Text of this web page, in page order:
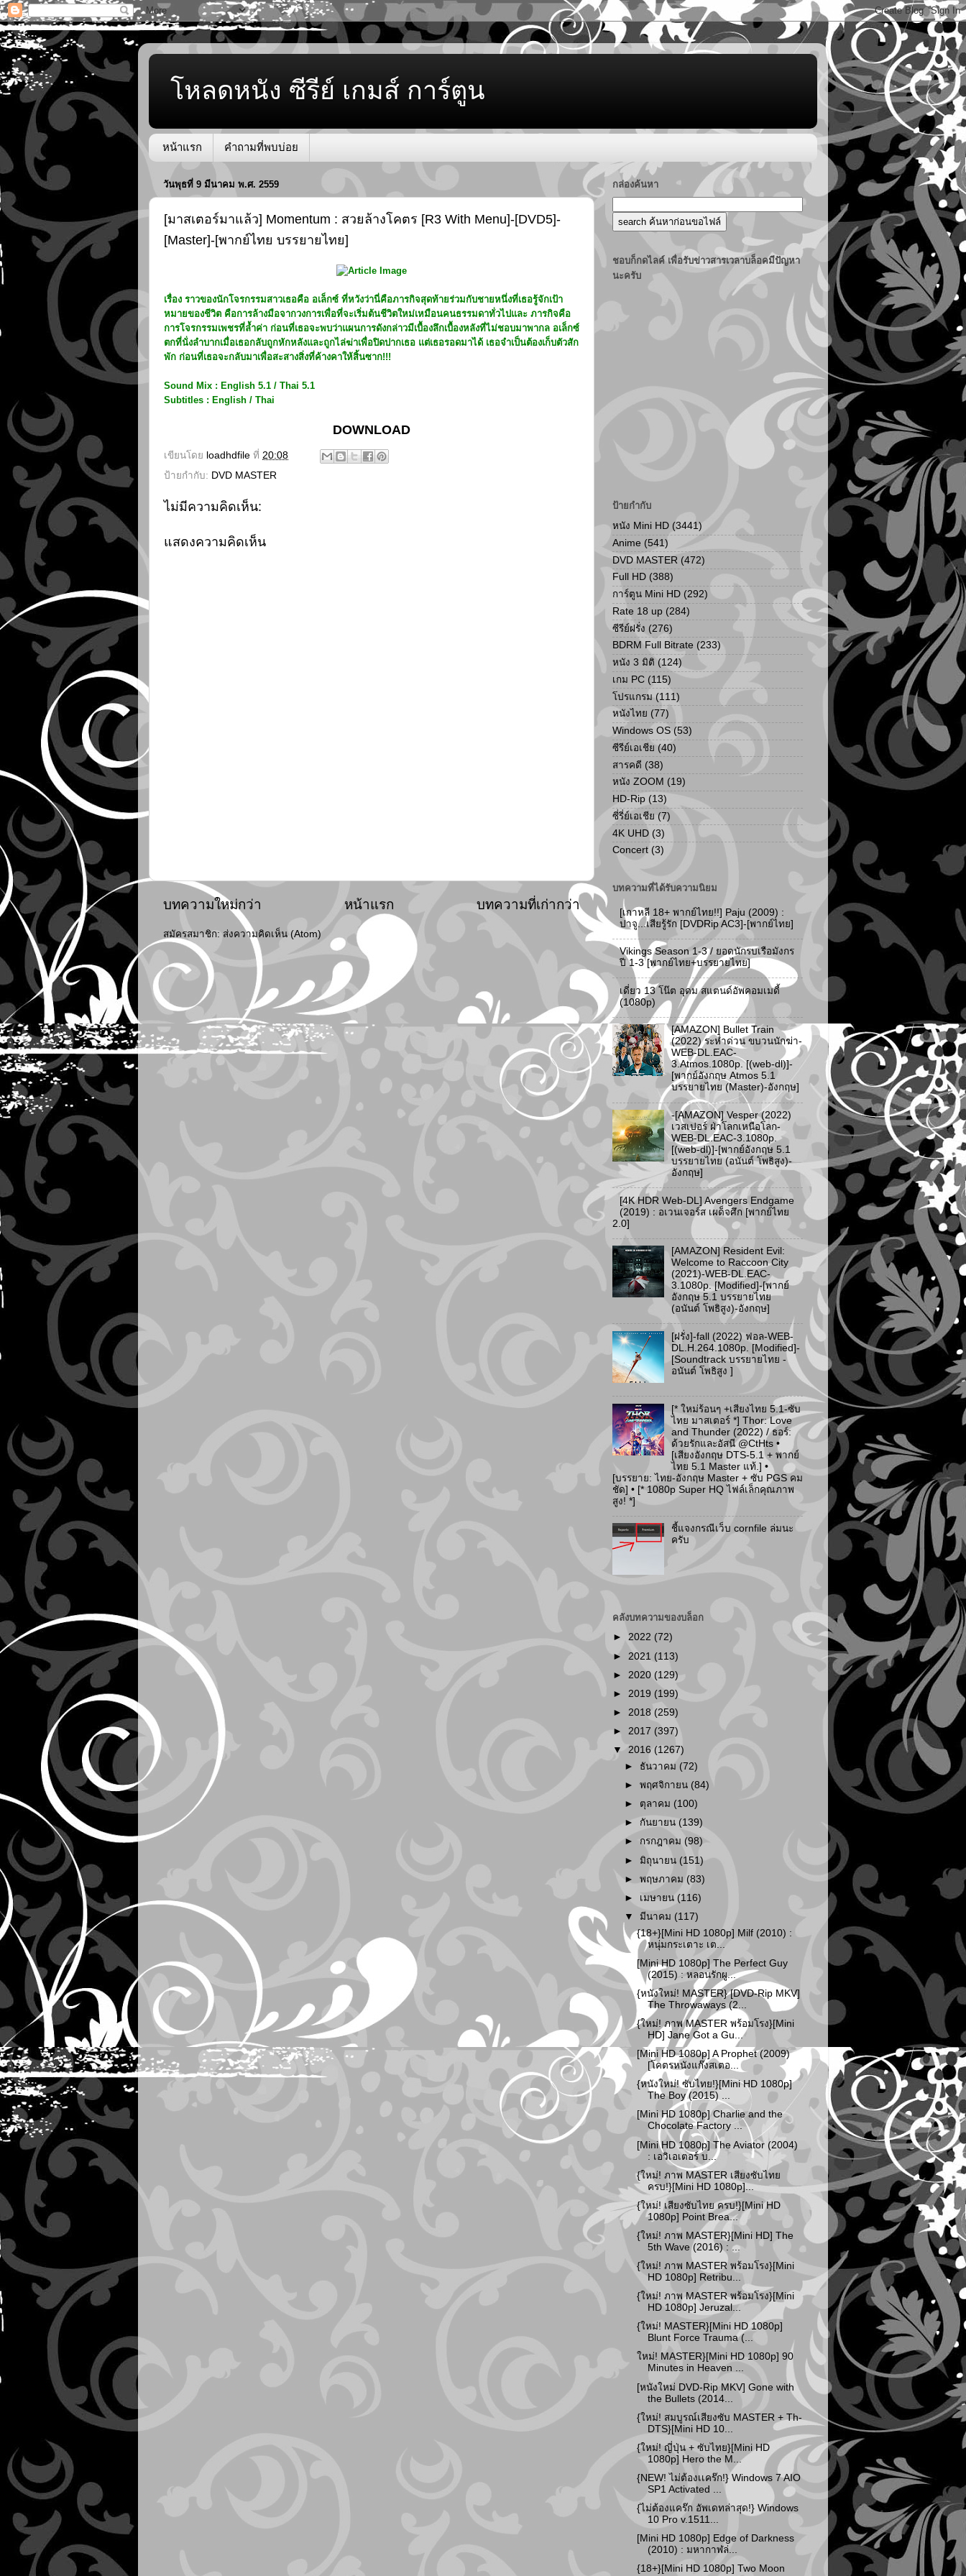
โหลดหนัง ซีรีย์ เกมส์ การ์ตูน
หน้าแรก คำถามที่พบบ่อย
วันพุธที่ 9 มีนาคม พ.ศ. 2559
[มาสเตอร์มาแล้ว] Momentum : สวยล้างโคตร [R3 With Menu]-[DVD5]-
[Master]-[พากย์ไทย บรรยายไทย]
เรื่อง ราวของนักโจรกรรมสาวเธอคือ อเล็กซ์ ที่หวังว่านี่คือภารกิจสุดท้ายร่วมกับชายหนึ่งที่เธอรู้จักเป้า
หมายของชีวิต คือการล้างมือจากวงการเพื่อที่จะเริ่มต้นชีวิตใหม่เหมือนคนธรรมดาทั่วไปและ ภารกิจคือ
การโจรกรรมเพชรที่ล้ำค่า ก่อนที่เธอจะพบว่าแผนการดังกล่าวมีเบื้องลึกเบื้องหลังที่ไม่ชอบมาพากล อเล็กซ์
ตกที่นั่งลำบากเมื่อเธอกลับถูกหักหลังและถูกไล่ฆ่าเพื่อปิดปากเธอ แต่เธอรอดมาได้ เธอจำเป็นต้องเก็บตัวสัก
พัก ก่อนที่เธอจะกลับมาเพื่อสะสางสิ่งที่ค้างคาให้สิ้นซาก!!!
Sound Mix : English 5.1 / Thai 5.1
Subtitles : English / Thai
DOWNLOAD
เขียนโดย loadhdfile ที่ 20:08
ป้ายกำกับ: DVD MASTER
ไม่มีความคิดเห็น:
แสดงความคิดเห็น
บทความใหม่กว่า บทความที่เก่ากว่า
หน้าแรก
สมัครสมาชิก: ส่งความคิดเห็น (Atom)
กล่องค้นหา
ชอบก็กดไลค์ เพื่อรับข่าวสารเวลาบล็อคมีปัญหา
นะครับ
ป้ายกำกับ
หนัง Mini HD (3441)
Anime (541)
DVD MASTER (472)
Full HD (388)
การ์ตูน Mini HD (292)
Rate 18 up (284)
ซีรีย์ฝรั่ง (276)
BDRM Full Bitrate (233)
หนัง 3 มิติ (124)
เกม PC (115)
โปรแกรม (111)
หนังไทย (77)
Windows OS (53)
ซีรีย์เอเชีย (40)
สารคดี (38)
หนัง ZOOM (19)
HD-Rip (13)
ซี่รี่ย์เอเชีย (7)
4K UHD (3)
Concert (3)
บทความที่ได้รับความนิยม
[เกาหลี 18+ พากย์ไทย!!] Paju (2009) :
ปาจู...เสียรู้รัก [DVDRip AC3]-[พากย์ไทย]
Vikings Season 1-3 / ยอดนักรบเรือมังกร
ปี 1-3 [พากย์ไทย+บรรยายไทย]
เดี่ยว 13 โน๊ต อุดม สแตนด์อัพคอมเมดี้
(1080p)
[AMAZON] Bullet Train
(2022) ระห่ำด่วน ขบวนนักฆ่า-
WEB-DL.EAC-
3.Atmos.1080p. [(web-dl)]-
[พากย์อังกฤษ Atmos 5.1
บรรยายไทย (Master)-อังกฤษ]
-[AMAZON] Vesper (2022)
เวสเปอร์ ฝ่าโลกเหนือโลก-
WEB-DL.EAC-3.1080p.
[(web-dl)]-[พากย์อังกฤษ 5.1
บรรยายไทย (อนันต์ โพธิสูง)-
อังกฤษ]
[4K HDR Web-DL] Avengers Endgame
(2019) : อเวนเจอร์ส เผด็จศึก [พากย์ไทย
2.0]
[AMAZON] Resident Evil:
Welcome to Raccoon City
(2021)-WEB-DL.EAC-
3.1080p. [Modified]-[พากย์
อังกฤษ 5.1 บรรยายไทย
(อนันต์ โพธิสูง)-อังกฤษ]
[ฝรั่ง]-fall (2022) ฟอล-WEB-
DL.H.264.1080p. [Modified]-
[Soundtrack บรรยายไทย -
อนันต์ โพธิสูง ]
[* ใหม่ร้อนๆ +เสียงไทย 5.1-ซับ
ไทย มาสเตอร์ *] Thor: Love
and Thunder (2022) / ธอร์:
ด้วยรักและอัสนี @CtHts •
[เสียงอังกฤษ DTS-5.1 + พากย์
ไทย 5.1 Master แท้.] •
[บรรยาย: ไทย-อังกฤษ Master + ซับ PGS คม
ชัด] • [* 1080p Super HQ ไฟล์เล็กคุณภาพ
สูง! *]
ชี้แจงกรณีเว็บ cornfile ล่มนะ
ครับ
คลังบทความของบล็อก
► 2022 (72)
► 2021 (113)
► 2020 (129)
► 2019 (199)
► 2018 (259)
► 2017 (397)
▼ 2016 (1267)
► ธันวาคม (72)
►พฤศจิกายน (84)
► ตุลาคม (100)
► กันยายน (139)
► กรกฎาคม (98)
►มิถุนายน (151)
►พฤษภาคม (83)
► เมษายน (116)
▼มีนาคม (117)
{18+}[Mini HD 1080p] Milf (2010) :
หนุ่มกระเตาะ เต...
[Mini HD 1080p] The Perfect Guy
(2015) : หลอนรักผู...
{หนังใหม่! MASTER} [DVD-Rip MKV]
The Throwaways (2...
{ใหม่! ภาพ MASTER พร้อมโรง}[Mini
HD] Jane Got a Gu...
[Mini HD 1080p] A Prophet (2009)
[โคตรหนังแก๊งสเตอ...
{หนังใหม่! ซับไทย!}[Mini HD 1080p]
The Boy (2015) ...
[Mini HD 1080p] Charlie and the
Chocolate Factory ...
[Mini HD 1080p] The Aviator (2004)
: เอวิเอเตอร์ บ...
{ใหม่! ภาพ MASTER เสียงซับไทย
ครบ!}[Mini HD 1080p]...
{ใหม่! เสียงซับไทย ครบ!}[Mini HD
1080p] Point Brea...
{ใหม่! ภาพ MASTER}[Mini HD] The
5th Wave (2016) : ...
{ใหม่! ภาพ MASTER พร้อมโรง}[Mini
HD 1080p] Retribu...
{ใหม่! ภาพ MASTER พร้อมโรง}[Mini
HD 1080p] Jeruzal...
{ใหม่! MASTER}[Mini HD 1080p]
Blunt Force Trauma (...
ใหม่! MASTER}[Mini HD 1080p] 90
Minutes in Heaven ...
[หนังใหม่ DVD-Rip MKV] Gone with
the Bullets (2014...
{ใหม่! สมบูรณ์เสียงซับ MASTER + Th-
DTS}[Mini HD 10...
{ใหม่! ญี่ปุ่น + ซับไทย}[Mini HD
1080p] Hero the M...
{NEW! ไม่ต้องเเคร๊ก!} Windows 7 AIO
SP1 Activated ...
{ไม่ต้องแคร๊ก อัพเดทล่าสุด!} Windows
10 Pro v.1511...
[Mini HD 1080p] Edge of Darkness
(2010) : มหากาฬล่...
{18+}[Mini HD 1080p] Two Moon